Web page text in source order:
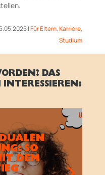
|Für Eltern,Karriere,
Studium
DAS
SO
DEM